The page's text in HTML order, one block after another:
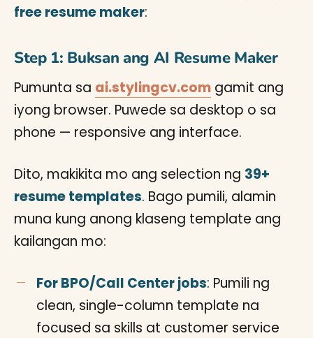
free resume maker:
Step 1: Buksan ang AI Resume Maker
Pumunta sa ai.stylingcv.com gamit ang
iyong browser. Puwede sa desktop o sa
phone — responsive ang interface.
Dito, makikita mo ang selection ng 39+
resume templates. Bago pumili, alamin
muna kung anong klaseng template ang
kailangan mo:
For BPO/Call Center jobs: Pumili ng
clean, single-column template na
focused sa skills at customer service